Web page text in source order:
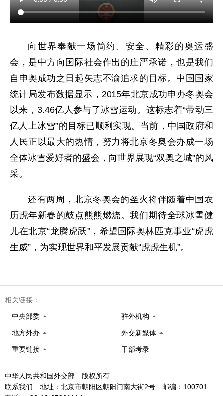
向世界奉献一场简约、安全、精彩的奥运盛
会，是中方向国际社会作出的庄严承诺，也是我们
自申奥成功之日起矢志不渝追求的目标。中国国家
统计局发布数据显示，2015年北京成功申办冬奥会
以来，3.46亿人参与了冰雪运动。这标志着“带动三
亿人上冰雪”的目标已顺利实现。当前，中国政府和
人民正以最大的热情，努力将北京冬奥会办成一场
全体冰雪爱好者的盛会，向世界展现“双奥之城”的风
采。
还有两周，北京冬奥会的圣火将伴随着中国农
历虎年新春的鼓点熊熊燃烧。我们期待全球冰雪健
儿在北京“龙腾虎跃”，希望国际奥林匹克事业“虎虎
生威”，为实现世界和平发展贡献“虎虎生机”。
相关链接：
中央部委 驻外机构
地方外办 外交新媒体
重要链接 干部考录
中华人民共和国外交部 版权所有
联系我们 地址：北京市朝阳区朝阳门南大街2号 邮编：100701